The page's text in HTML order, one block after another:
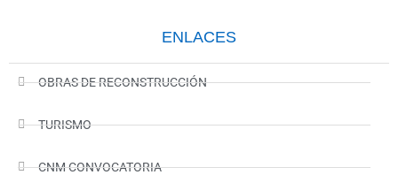
ENLACES
OBRAS DE RECONSTRUCCIÓN
TURISMO
CNM CONVOCATORIA